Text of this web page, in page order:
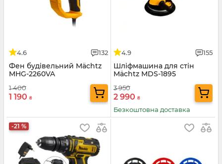
4.6 132
Фен будівельний Mächtz
MHG-2260VA
1 400
1 190 ₴
4.9 155
Шліфмашина для стін
Mächtz MDS-1895
3 950
2 990 ₴
Безкоштовна доставка
-21 %